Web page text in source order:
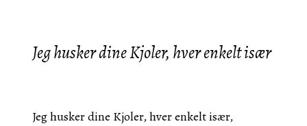
Jeg husker dine Kjoler, hver enkelt især
Jeg husker dine Kjoler, hver enkelt især,